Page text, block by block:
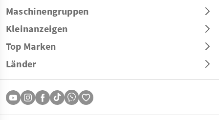
Maschinengruppen
Kleinanzeigen
Top Marken
Länder